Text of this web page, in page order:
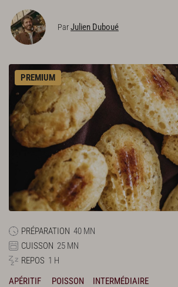
ParJulien Duboué
PREMIUM
PRÉPARATION 40 MN
CUISSON 25 MN
REPOS 1 H
APÉRITIF
POISSON INTERMÉDIAIRE